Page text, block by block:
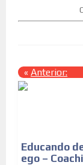
« Anterior:
Educando
ego –